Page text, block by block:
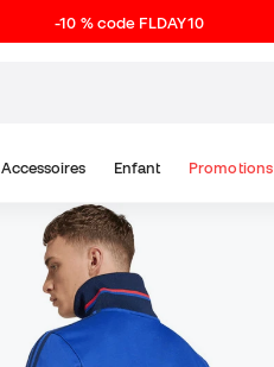
-10 % code FLDAY10
Accessoires Enfant Promotions